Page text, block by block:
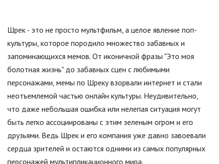
Шрек - это не просто мультфильм, а целое явление поп-
культуры, которое породило множество забавных и
запоминающихся мемов. От иконичной фразы "Это моя
болотная жизнь" до забавных сцен с любимыми
персонажами, мемы по Шреку взорвали интернет и стали
неотъемлемой частью онлайн культуры. Неудивительно,
что даже небольшая ошибка или нелепая ситуация могут
быть легко ассоциированы с этим зеленым огром и его
друзьями. Ведь Шрек и его компания уже давно завоевали
сердца зрителей и остаются одними из самых популярных
персонажей мультипликационного мира.